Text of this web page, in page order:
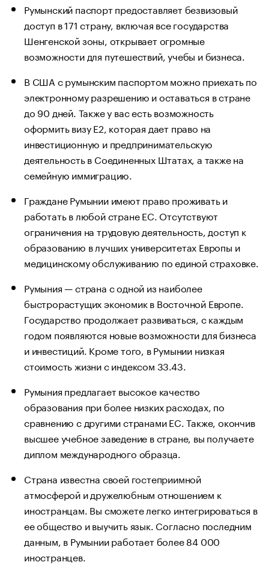
Румынский паспорт предоставляет безвизовый
доступ в 171 страну, включая все государства
Шенгенской зоны, открывает огромные
возможности для путешествий, учебы и бизнеса.
В США с румынским паспортом можно приехать по
электронному разрешению и оставаться в стране
до 90 дней. Также у вас есть возможность
оформить визу Е2, которая дает право на
инвестиционную и предпринимательскую
деятельность в Соединенных Штатах, а также на
семейную иммиграцию.
Граждане Румынии имеют право проживать и
работать в любой стране ЕС. Отсутствуют
ограничения на трудовую деятельность, доступ к
образованию в лучших университетах Европы и
медицинскому обслуживанию по единой страховке.
Румыния — страна с одной из наиболее
быстрорастущих экономик в Восточной Европе.
Государство продолжает развиваться, с каждым
годом появляются новые возможности для бизнеса
и инвестиций. Кроме того, в Румынии низкая
стоимость жизни с индексом 33.43.
Румыния предлагает высокое качество
образования при более низких расходах, по
сравнению с другими странами ЕС. Также, окончив
высшее учебное заведение в стране, вы получаете
диплом международного образца.
Страна известна своей гостеприимной
атмосферой и дружелюбным отношением к
иностранцам. Вы сможете легко интегрироваться в
ее общество и выучить язык. Согласно последним
данным, в Румынии работает более 84 000
иностранцев.